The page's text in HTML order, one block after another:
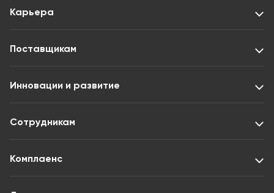
Карьера
Поставщикам
Инновации и развитие
Сотрудникам
Комплаенс